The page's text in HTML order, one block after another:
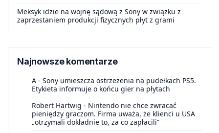
Meksyk idzie na wojnę sądową z Sony w związku z
zaprzestaniem produkcji fizycznych płyt z grami
Najnowsze komentarze
A - Sony umieszcza ostrzeżenia na pudełkach PS5.
Etykieta informuje o końcu gier na płytach
Robert Hartwig - Nintendo nie chce zwracać
pieniędzy graczom. Firma uważa, że klienci u USA
„otrzymali dokładnie to, za co zapłacili”